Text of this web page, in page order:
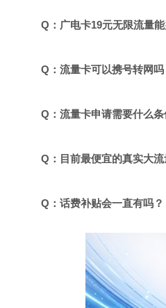
Q：广电卡19元无限流量能
Q：流量卡可以携号转网吗
Q：流量卡申请需要什么条
Q：目前最便宜的真实大流
Q：话费补贴会一直有吗？